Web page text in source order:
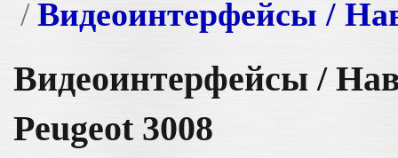
Видеоинтерфейсы /
Видеоинтерфейсы /
Peugeot 3008